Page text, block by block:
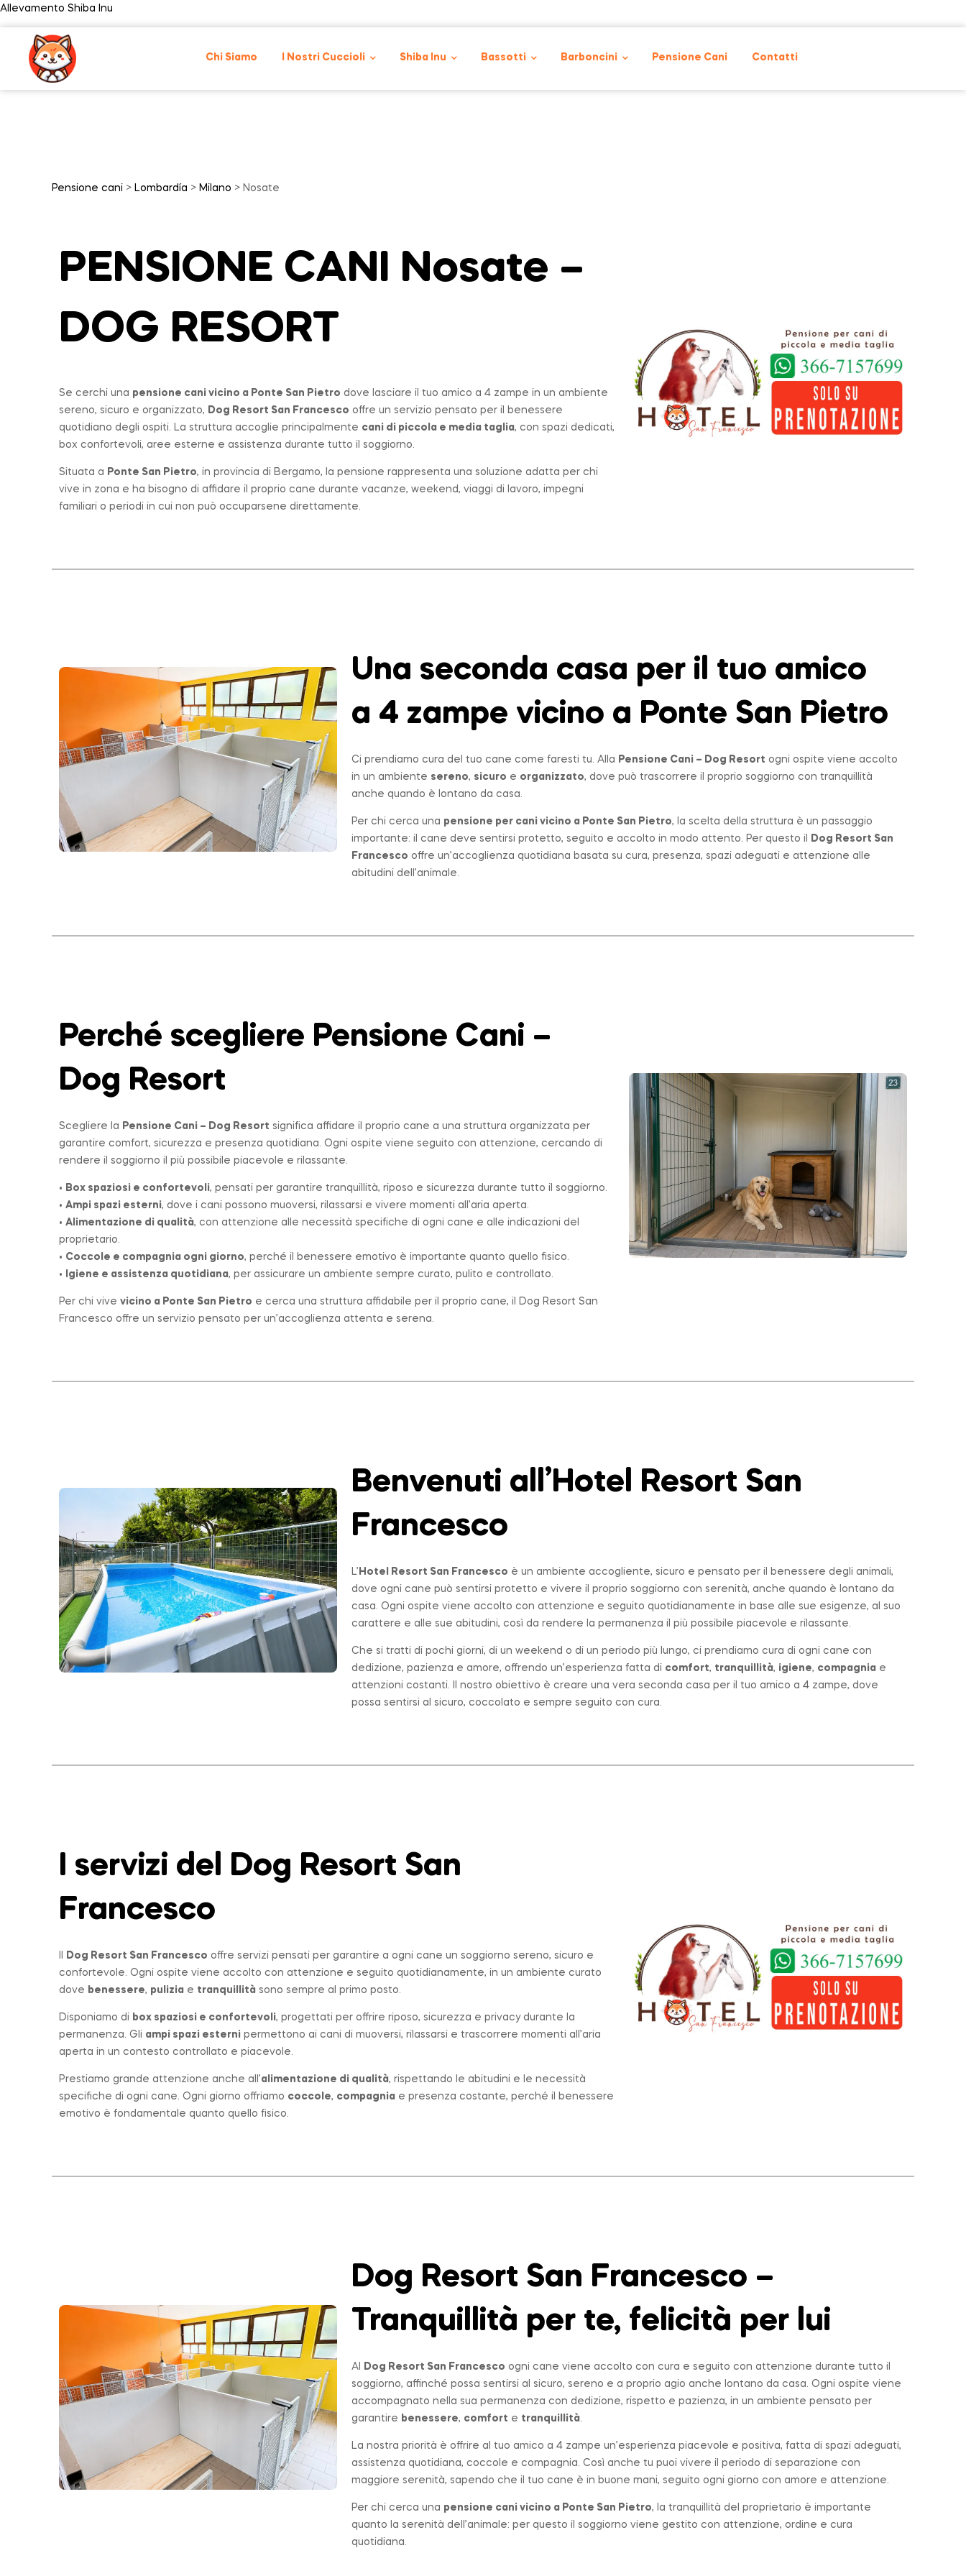
Allevamento Shiba Inu
Chi Siamo I Nostri Cuccioli Shiba Inu Bassotti Barboncini Pensione Cani Contatti
Pensione cani > Lombardía > Milano > Nosate
PENSIONE CANI Nosate –
DOG RESORT
Se cerchi una pensione cani vicino a Ponte San Pietro dove lasciare il tuo amico a 4 zampe in un ambiente
sereno, sicuro e organizzato, Dog Resort San Francesco offre un servizio pensato per il benessere
quotidiano degli ospiti. La struttura accoglie principalmente cani di piccola e media taglia, con spazi dedicati,
box confortevoli, aree esterne e assistenza durante tutto il soggiorno.
Situata a Ponte San Pietro, in provincia di Bergamo, la pensione rappresenta una soluzione adatta per chi
vive in zona e ha bisogno di affidare il proprio cane durante vacanze, weekend, viaggi di lavoro, impegni
familiari o periodi in cui non può occuparsene direttamente.
Una seconda casa per il tuo amico
a 4 zampe vicino a Ponte San Pietro
Ci prendiamo cura del tuo cane come faresti tu. Alla Pensione Cani – Dog Resort ogni ospite viene accolto
in un ambiente sereno, sicuro e organizzato, dove può trascorrere il proprio soggiorno con tranquillità
anche quando è lontano da casa.
Per chi cerca una pensione per cani vicino a Ponte San Pietro, la scelta della struttura è un passaggio
importante: il cane deve sentirsi protetto, seguito e accolto in modo attento. Per questo il
Dog Resort San
Francesco offre un’accoglienza quotidiana basata su cura, presenza, spazi adeguati e attenzione alle
abitudini dell’animale.
Perché scegliere Pensione Cani –
Dog Resort
Scegliere la Pensione Cani – Dog Resort significa affidare il proprio cane a una struttura organizzata per
garantire comfort, sicurezza e presenza quotidiana. Ogni ospite viene seguito con attenzione, cercando di
rendere il soggiorno il più possibile piacevole e rilassante.
• Box spaziosi e confortevoli, pensati per garantire tranquillità, riposo e sicurezza durante tutto il soggiorno.
• Ampi spazi esterni, dove i cani possono muoversi, rilassarsi e vivere momenti all’aria aperta.
• Alimentazione di qualità, con attenzione alle necessità specifiche di ogni cane e alle indicazioni del
proprietario.
• Coccole e compagnia ogni giorno, perché il benessere emotivo è importante quanto quello fisico.
•
Igiene e assistenza quotidiana, per assicurare un ambiente sempre curato, pulito e controllato.
Per chi vive vicino a Ponte San Pietro e cerca una struttura affidabile per il proprio cane, il Dog Resort San
Francesco offre un servizio pensato per un’accoglienza attenta e serena.
Benvenuti all’Hotel Resort San
Francesco
L’ Hotel Resort San Francesco è un ambiente accogliente, sicuro e pensato per il benessere degli animali,
dove ogni cane può sentirsi protetto e vivere il proprio soggiorno con serenità, anche quando è lontano da
casa. Ogni ospite viene accolto con attenzione e seguito quotidianamente in base alle sue esigenze, al suo
carattere e alle sue abitudini, così da rendere la permanenza il più possibile piacevole e rilassante.
Che si tratti di pochi giorni, di un weekend o di un periodo più lungo, ci prendiamo cura di ogni cane con
dedizione, pazienza e amore, offrendo un’esperienza fatta di comfort, tranquillità, igiene, compagniae
attenzioni costanti. Il nostro obiettivo è creare una vera seconda casa per il tuo amico a 4 zampe, dove
possa sentirsi al sicuro, coccolato e sempre seguito con cura.
I servizi del Dog Resort San
Francesco
Dog Resort San Francesco offre servizi pensati per garantire a ogni cane un soggiorno sereno, sicuro e
confortevole. Ogni ospite viene accolto con attenzione e seguito quotidianamente, in un ambiente curato
dove benessere, pulizia e tranquillità sono sempre al primo posto.
Disponiamo di box spaziosi e confortevoli, progettati per offrire riposo, sicurezza e privacy durante la
permanenza. Gli ampi spazi esterni permettono ai cani di muoversi, rilassarsi e trascorrere momenti all’aria
aperta in un contesto controllato e piacevole.
Prestiamo grande attenzione anche all’alimentazione di qualità, rispettando le abitudini e le necessità
specifiche di ogni cane. Ogni giorno offriamo coccole, compagnia e presenza costante, perché il benessere
emotivo è fondamentale quanto quello fisico.
Dog Resort San Francesco –
Tranquillità per te, felicità per lui
Al Dog Resort San Francesco ogni cane viene accolto con cura e seguito con attenzione durante tutto il
soggiorno, affinché possa sentirsi al sicuro, sereno e a proprio agio anche lontano da casa. Ogni ospite viene
accompagnato nella sua permanenza con dedizione, rispetto e pazienza, in un ambiente pensato per
garantire benessere, comfort e tranquillità.
La nostra priorità è offrire al tuo amico a 4 zampe un’esperienza piacevole e positiva, fatta di spazi adeguati,
assistenza quotidiana, coccole e compagnia. Così anche tu puoi vivere il periodo di separazione con
maggiore serenità, sapendo che il tuo cane è in buone mani, seguito ogni giorno con amore e attenzione.
Per chi cerca una pensione cani vicino a Ponte San Pietro, la tranquillità del proprietario è importante
quanto la serenità dell’animale: per questo il soggiorno viene gestito con attenzione, ordine e cura
quotidiana.